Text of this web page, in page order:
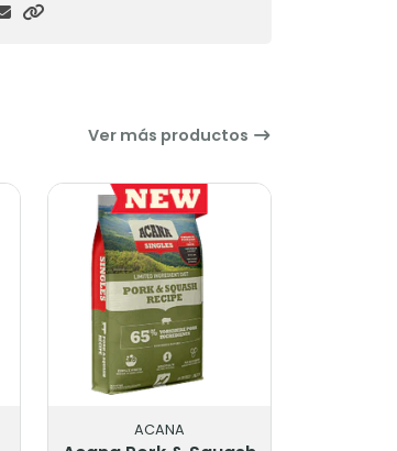
Ver más productos
ACANA